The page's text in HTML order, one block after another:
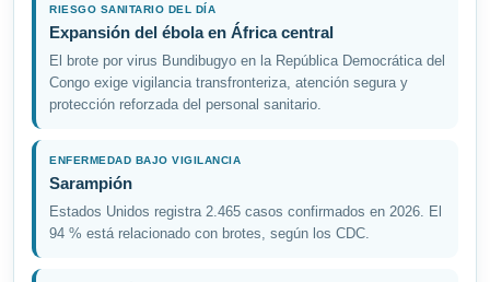
RIESGO SANITARIO DEL DÍA
Expansión del ébola en África central
El brote por virus Bundibugyo en la República Democrática del
Congo exige vigilancia transfronteriza, atención segura y
protección reforzada del personal sanitario.
ENFERMEDAD BAJO VIGILANCIA
Sarampión
Estados Unidos registra 2.465 casos confirmados en 2026. El
94 % está relacionado con brotes, según los CDC.